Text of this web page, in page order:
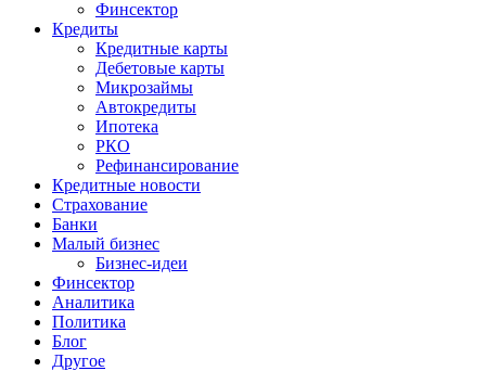
Финсектор
Кредиты
Кредитные карты
Дебетовые карты
Микрозаймы
Автокредиты
Ипотека
РКО
Рефинансирование
Кредитные новости
Страхование
Банки
Малый бизнес
Бизнес-идеи
Финсектор
Аналитика
Политика
Блог
Другое